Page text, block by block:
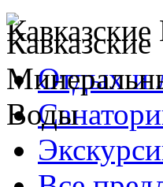
Отдых и